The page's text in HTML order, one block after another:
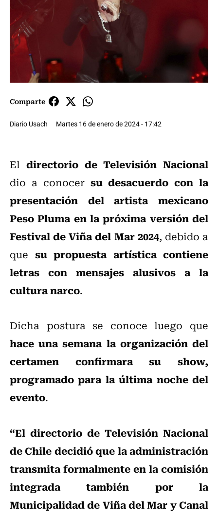
Comparte
Diario Usach Martes 16 de enero de 2024 - 17:42
El directorio de Televisión Nacional
dio a conocer su desacuerdo con la
presentación del artista mexicano
Peso Pluma en la próxima versión del
Festival de Viña del Mar 2024, debido a
que su propuesta artística contiene
letras con mensajes alusivos a la
cultura narco.
Dicha postura se conoce luego que
hace una semana la organización del
certamen confirmara su show,
programado para la última noche del
evento.
“El directorio de Televisión Nacional
de Chile decidió que la administración
transmita formalmente en la comisión
integrada también por la
Municipalidad de Viña del Mar y Canal